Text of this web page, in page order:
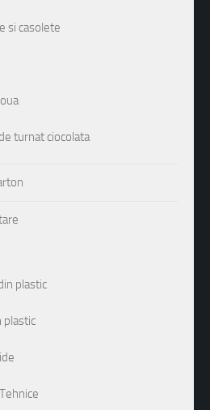
si casolete
turnat ciocolata
plastic
plastic